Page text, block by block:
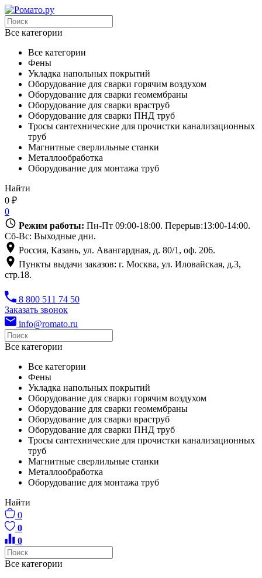
Все категории
Все категории
Фены
Укладка напольных покрытий
Оборудование для сварки горячим воздухом
Оборудование для сварки геомембраны
Оборудование для сварки враструб
Оборудование для сварки ПНД труб
Тросы сантехнические для прочистки канализационных
труб
Магнитные сверлильные станки
Металлообработка
Оборудование для монтажа труб
Найти
0 ₽
0
Режим работы: Пн-Пт 09:00-18:00. Перерыв:13:00-14:00.
Сб-Вс: Выходные дни.
Россия, Казань, ул. Авангардная, д. 80/1, оф. 206.
Пункты выдачи заказов: г. Москва, ул. Иловайская, д.3,
стр.18.
8 800 511 74 50
Заказать звонок
info@romato.ru
Все категории
Все категории
Фены
Укладка напольных покрытий
Оборудование для сварки горячим воздухом
Оборудование для сварки геомембраны
Оборудование для сварки враструб
Оборудование для сварки ПНД труб
Тросы сантехнические для прочистки канализационных
труб
Магнитные сверлильные станки
Металлообработка
Оборудование для монтажа труб
Найти
0
0
0
Все категории